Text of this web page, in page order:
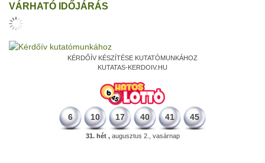
VÁRHATÓ IDŐJÁRÁS
KÉRDŐÍV KÉSZÍTÉSE KUTATÓMUNKÁHOZ
KUTATAS-KERDOIV.HU
6 10 17 40 41 45
31. hét ,augusztus 2., vasárnap